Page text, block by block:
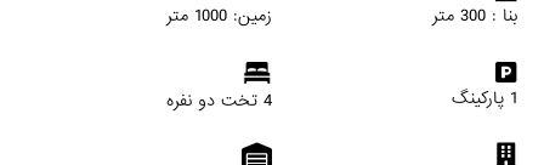
بنا : 300 متر زمین: 1000 متر
1 پارکینگ 4 تخت دو نفره